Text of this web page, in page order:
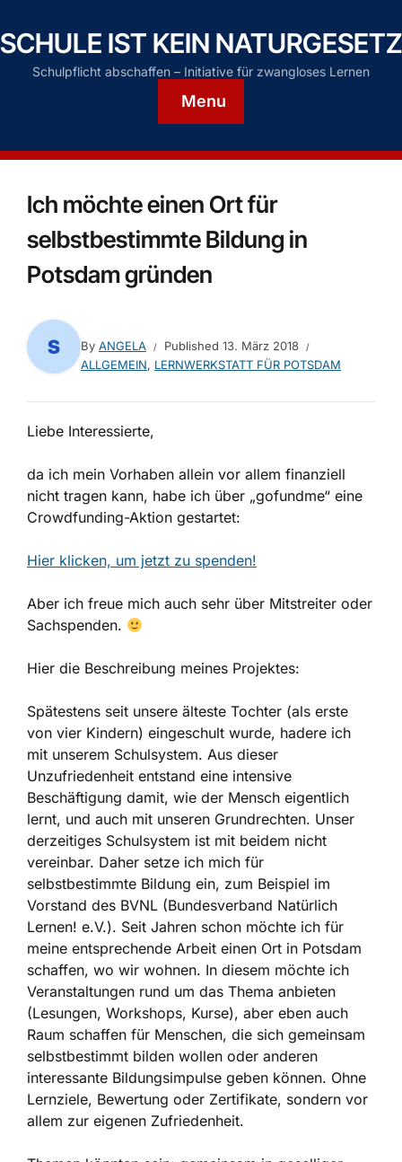
SCHULE IST KEIN NATURGESETZ
Schulpflicht abschaffen – Initiative für zwangloses Lernen
Menu
Ich möchte einen Ort für
selbstbestimmte Bildung in
Potsdam gründen
By ANGELA Published 13. März 2018
ALLGEMEIN, LERNWERKSTATT FÜR POTSDAM
Liebe Interessierte,
da ich mein Vorhaben allein vor allem finanziell
nicht tragen kann, habe ich über „gofundme“ eine
Crowdfunding-Aktion gestartet:
Hier klicken, um jetzt zu spenden!
Aber ich freue mich auch sehr über Mitstreiter oder
Sachspenden.
Hier die Beschreibung meines Projektes:
Spätestens seit unsere älteste Tochter (als erste
von vier Kindern) eingeschult wurde, hadere ich
mit unserem Schulsystem. Aus dieser
Unzufriedenheit entstand eine intensive
Beschäftigung damit, wie der Mensch eigentlich
lernt, und auch mit unseren Grundrechten. Unser
derzeitiges Schulsystem ist mit beidem nicht
vereinbar. Daher setze ich mich für
selbstbestimmte Bildung ein, zum Beispiel im
Vorstand des BVNL (Bundesverband Natürlich
Lernen! e.V.). Seit Jahren schon möchte ich für
meine entsprechende Arbeit einen Ort in Potsdam
schaffen, wo wir wohnen. In diesem möchte ich
Veranstaltungen rund um das Thema anbieten
(Lesungen, Workshops, Kurse), aber eben auch
Raum schaffen für Menschen, die sich gemeinsam
selbstbestimmt bilden wollen oder anderen
interessante Bildungsimpulse geben können. Ohne
Lernziele, Bewertung oder Zertifikate, sondern vor
allem zur eigenen Zufriedenheit.